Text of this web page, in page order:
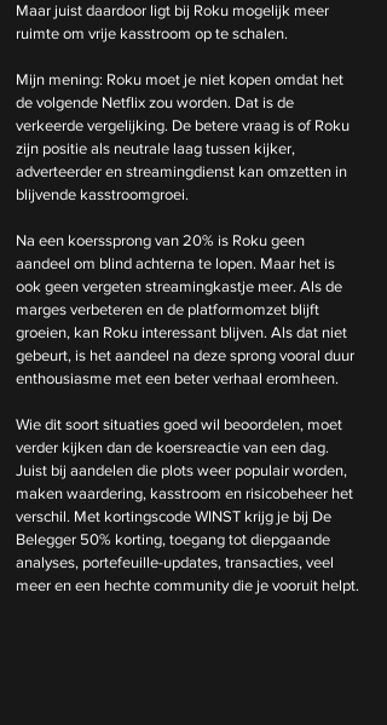
Maar juist daardoor ligt bij Roku mogelijk meer
ruimte om vrije kasstroom op te schalen.
Mijn mening: Roku moet je niet kopen omdat het
de volgende Netflix zou worden. Dat is de
verkeerde vergelijking. De betere vraag is of Roku
zijn positie als neutrale laag tussen kijker,
adverteerder en streamingdienst kan omzetten in
blijvende kasstroomgroei.
Na een koerssprong van 20% is Roku geen
aandeel om blind achterna te lopen. Maar het is
ook geen vergeten streamingkastje meer. Als de
marges verbeteren en de platformomzet blijft
groeien, kan Roku interessant blijven. Als dat niet
gebeurt, is het aandeel na deze sprong vooral duur
enthousiasme met een beter verhaal eromheen.
Wie dit soort situaties goed wil beoordelen, moet
verder kijken dan de koersreactie van een dag.
Juist bij aandelen die plots weer populair worden,
maken waardering, kasstroom en risicobeheer het
verschil. Met kortingscode WINST krijg je bij De
Belegger 50% korting, toegang tot diepgaande
analyses, portefeuille-updates, transacties, veel
meer en een hechte community die je vooruit helpt.